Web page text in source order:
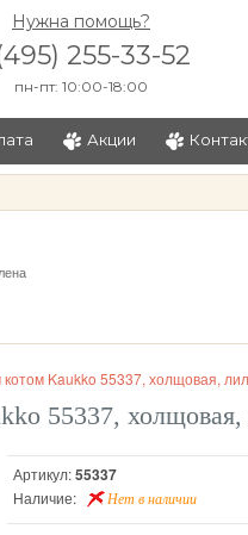
Нужна помощь?
255-33-52
пн-пт: 10:00-18:00
Акции
Kaukko 55337, холщовая,
55337, холщовая,
Артикул:55337
Наличие: Нет в наличии